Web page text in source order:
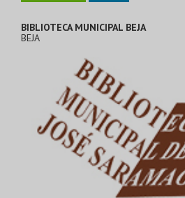
BIBLIOTECA MUNICIPAL BEJA
BEJA